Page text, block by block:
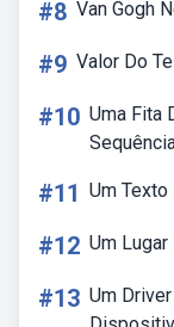
#8 Van Gogh
#9 Valor Do
#10 Uma Fita
#11 Um Texto
#12 Um
#13 Um